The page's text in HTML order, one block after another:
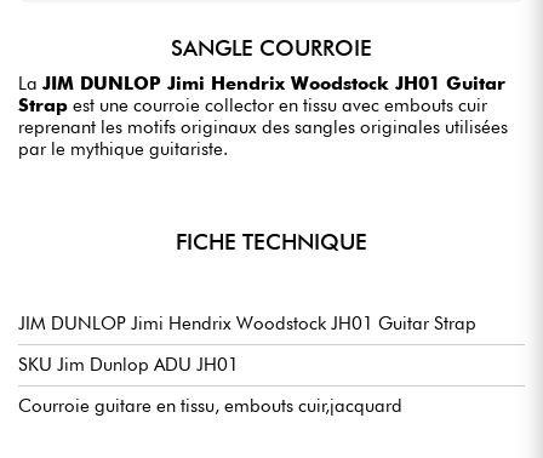
SANGLE COURROIE
La JIM DUNLOP Jimi Hendrix Woodstock JH01 Guitar
Strap est une courroie collector en tissu avec embouts cuir
reprenant les motifs originaux des sangles originales utilisées
par le mythique guitariste.
FICHE TECHNIQUE
JIM DUNLOP Jimi Hendrix Woodstock JH01 Guitar Strap
SKU Jim Dunlop ADU JH01
Courroie guitare en tissu, embouts cuir,jacquard